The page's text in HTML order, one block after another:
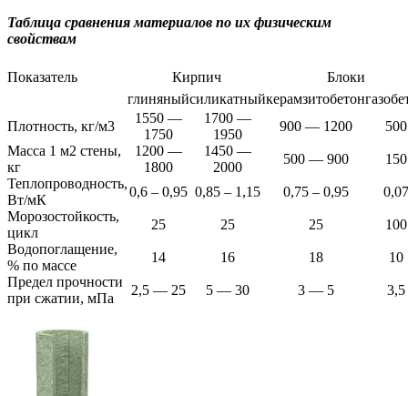
Таблица сравнения материалов по их физическим
свойствам
Показатель Кирпич
Блоки
глиняныйсиликатныйкерамзитобетон
Плотность, кг/м3
1550 —
1750
1700 —
1950
900 — 1200
500
Масса 1 м2 стены,
кг
1200 —
1800
1450 —
2000
500 — 900
150
Теплопроводность,
Вт/мК
0,6 – 0,95 0,85 – 1,15 0,75 – 0,95
0,07
Морозостойкость,
цикл
25 25 25
100
Водопоглащение,
% по массе
14 16 18
10
Предел прочности
при сжатии, мПа
2,5 — 25 5 — 30 3 — 5 3,5